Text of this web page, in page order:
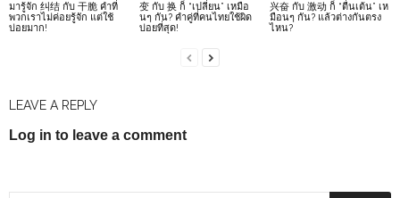
มารู้จัก 纠结 กับ 干脆 คำที่
พวกเราไม่ค่อยรู้จัก แต่ใช้
บ่อยมาก!
变 กับ 换 ก็ “เปลี่ยน” เหมือ
นๆ กัน? คำคู่ที่คนไทยใช้ผิด
บ่อยที่สุด!
兴奋 กับ 激动 ก็ “ตื่นเต้น” เห
มือนๆ กัน? แล้วต่างกันตรง
ไหน?
LEAVE A REPLY
Log in to leave a comment